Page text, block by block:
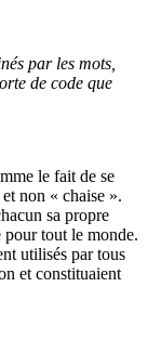
par les mots,
de code que
le fait de se
non « chaise ».
sa propre
pour tout le monde.
utilisés par tous
et constituaient